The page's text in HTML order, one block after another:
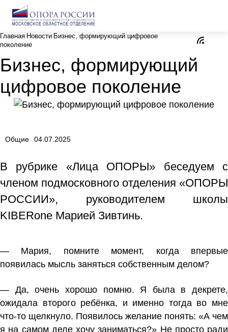
Главная Новости Бизнес, формирующий цифровое
поколение
Бизнес, формирующий
цифровое поколение
Общие 04.07.2025
В рубрике «Лица ОПОРЫ» беседуем с
членом подмосковного отделения «ОПОРЫ
РОССИИ», руководителем школы
KIBERone Марией Зивтинь.
— Мария, помните момент, когда впервые
появилась мысль заняться собственным делом?
— Да, очень хорошо помню. Я была в декрете,
ожидала второго ребёнка, и именно тогда во мне
что-то щелкнуло. Появилось желание понять: «А чем
я на самом деле хочу заниматься?» Не просто ради